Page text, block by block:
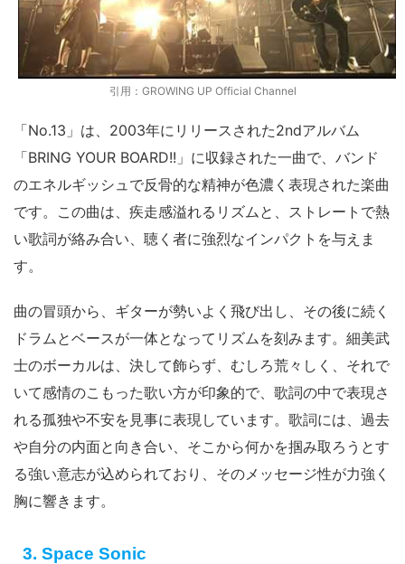
引用：GROWING UP Official Channel
「No.13」は、2003年にリリースされた2ndアルバム
「BRING YOUR BOARD!!」に収録された一曲で、バンド
のエネルギッシュで反骨的な精神が色濃く表現された楽曲
です。この曲は、疾走感溢れるリズムと、ストレートで熱
い歌詞が絡み合い、聴く者に強烈なインパクトを与えま
す。
曲の冒頭から、ギターが勢いよく飛び出し、その後に続く
ドラムとベースが一体となってリズムを刻みます。細美武
士のボーカルは、決して飾らず、むしろ荒々しく、それで
いて感情のこもった歌い方が印象的で、歌詞の中で表現さ
れる孤独や不安を見事に表現しています。歌詞には、過去
や自分の内面と向き合い、そこから何かを掴み取ろうとす
る強い意志が込められており、そのメッセージ性が力強く
胸に響きます。
3. Space Sonic